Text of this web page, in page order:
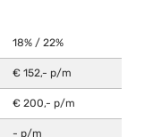
18% / 22%
€ 152,- p/m
€ 200,- p/m
- p/m